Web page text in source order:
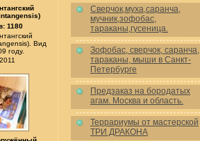
1180
Вид
году.
Cверчок,муха,саранча,
мучник,зофобас,
тараканы,гусеница.
Зофобас, сверчок, саранча,
тараканы, мыши в Санкт-
Петербурге
Предзаказ на бородатых
агам. Москва и область.
Террариумы от мастерской
ТРИ ДРАКОНА